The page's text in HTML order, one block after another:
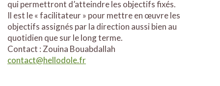
qui permettront d’atteindre les objectifs fixés.
Il est le « facilitateur » pour mettre en œuvre les
objectifs assignés par la direction aussi bien au
quotidien que sur le long terme.
Contact : Zouina Bouabdallah
contact@hellodole.fr